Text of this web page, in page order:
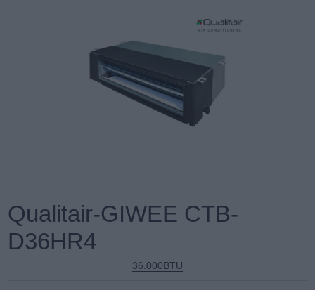
Qualitair-GIWEE CTB-
D36HR4
36.000BTU